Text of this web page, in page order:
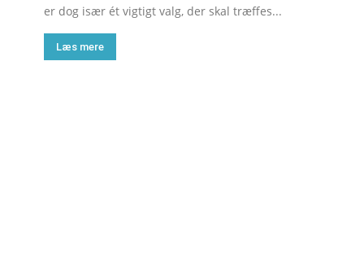
er dog især ét vigtigt valg, der skal træffes...
Læs mere